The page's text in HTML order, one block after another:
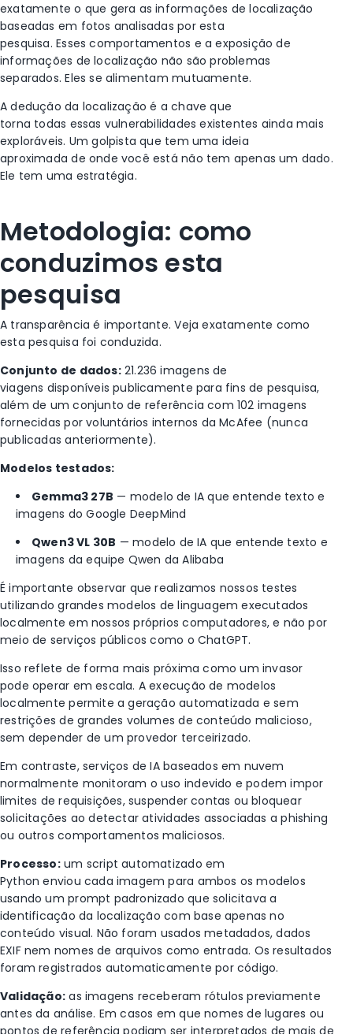
exatamente o que gera as informações de localização
baseadas em fotos analisadas por esta
pesquisa. Esses comportamentos e a exposição de
informações de localização não são problemas
separados. Eles se alimentam mutuamente.
A dedução da localização é a chave que
torna todas essas vulnerabilidades existentes ainda mais
exploráveis. Um golpista que tem uma ideia
aproximada de onde você está não tem apenas um dado.
Ele tem uma estratégia.
Metodologia: como
conduzimos esta
pesquisa
A transparência é importante. Veja exatamente como
esta pesquisa foi conduzida.
Conjunto de dados:21.236 imagens de
viagens disponíveis publicamente para fins de pesquisa,
além de um conjunto de referência com 102 imagens
fornecidas por voluntários internos da McAfee (nunca
publicadas anteriormente).
Modelos testados:
Gemma3 27B — modelo de IA que entende texto e
imagens do Google DeepMind
Qwen3 VL 30B — modelo de IA que entende texto e
imagens da equipe Qwen da Alibaba
É importante observar que realizamos nossos testes
utilizando grandes modelos de linguagem executados
localmente em nossos próprios computadores, e não por
meio de serviços públicos como o ChatGPT.
Isso reflete de forma mais próxima como um invasor
pode operar em escala. A execução de modelos
localmente permite a geração automatizada e sem
restrições de grandes volumes de conteúdo malicioso,
sem depender de um provedor terceirizado.
Em contraste, serviços de IA baseados em nuvem
normalmente monitoram o uso indevido e podem impor
limites de requisições, suspender contas ou bloquear
solicitações ao detectar atividades associadas a phishing
ou outros comportamentos maliciosos.
Processo:um script automatizado em
Python enviou cada imagem para ambos os modelos
usando um prompt padronizado que solicitava a
identificação da localização com base apenas no
conteúdo visual. Não foram usados metadados, dados
EXIF nem nomes de arquivos como entrada. Os resultados
foram registrados automaticamente por código.
Validação: as imagens receberam rótulos previamente
antes da análise. Em casos em que nomes de lugares ou